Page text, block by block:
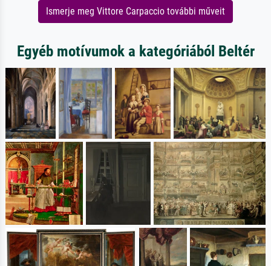
Ismerje meg Vittore Carpaccio további műveit
Egyéb motívumok a kategóriából Beltér